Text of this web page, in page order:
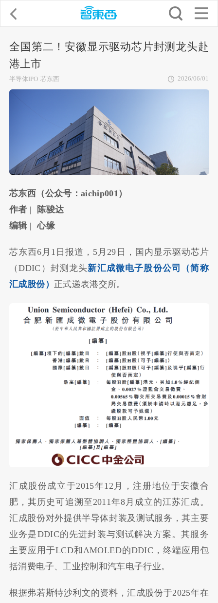
全国第二！安徽显示驱动芯片封测龙头赴
港上市
半导体IPO 芯东西 2026/06/01
芯东西（公众号：aichip001）
作者 | 陈骏达
编辑 | 心缘
芯东西6月1日报道，5月29日，国内显示驱动芯片
（DDIC）封测龙头新汇成微电子股份公司（简称
汇成股份） 正式递表港交所。
汇成股份成立于2015年12月，注册地位于安徽合
肥，其历史可追溯至2011年8月成立的江苏汇成。
汇成股份对外提供半导体封装及测试服务，其主要
业务是DDIC的先进封装与测试解决方案。其服务
主要应用于LCD和AMOLED的DDIC，终端应用包
括消费电子、工业控制和汽车电子行业。
根据弗若斯特沙利文的资料，汇成股份于2025年在